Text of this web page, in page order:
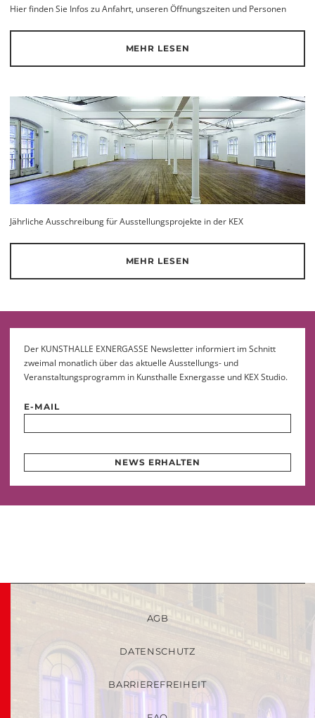
Hier finden Sie Infos zu Anfahrt, unseren Öffnungszeiten und Personen
MEHR LESEN
Jährliche Ausschreibung für Ausstellungsprojekte in der KEX
MEHR LESEN
Der KUNSTHALLE EXNERGASSE Newsletter informiert im Schnitt
zweimal monatlich über das aktuelle Ausstellungs- und
Veranstaltungsprogramm in Kunsthalle Exnergasse und KEX Studio.
E-MAIL
NEWS ERHALTEN
AGB
DATENSCHUTZ
BARRIEREFREIHEIT